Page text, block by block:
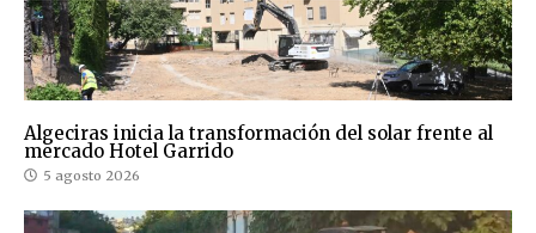
Algeciras inicia la transformación del solar frente al
mercado Hotel Garrido
5 agosto 2026